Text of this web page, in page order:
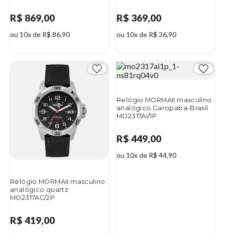
R$ 869,00
ou 10x de R$ 86,90
R$ 369,00
ou 10x de R$ 36,90
Relógio MORMAII masculino
analógico quartz
MO2317AC/2P
R$ 419,00
Relógio MORMAII masculino
analógico Garopaba-Brasil
MO2317AI/1P
R$ 449,00
ou 10x de R$ 44,90